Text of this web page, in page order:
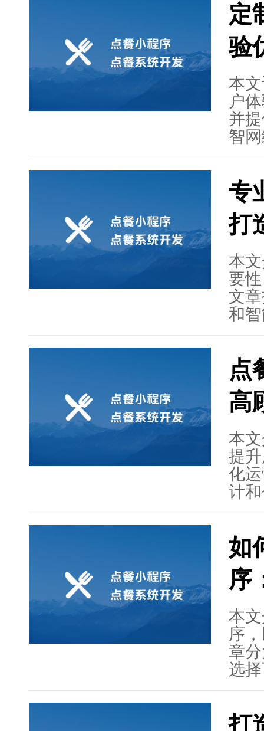
小
用
订
定
验
本
户
并
智
述
式
感
述
专
打
本
要
文
和
序
助
务
机
具
点
高
本
提
化
计
厅
务
展
如
序
本
序
章
选
餐
打